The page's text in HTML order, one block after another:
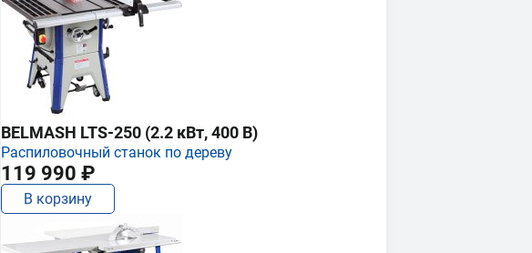
BELMASH LTS-250 (2.2 кВт, 400 В)
Распиловочный станок по дереву
119 990 ₽
В корзину